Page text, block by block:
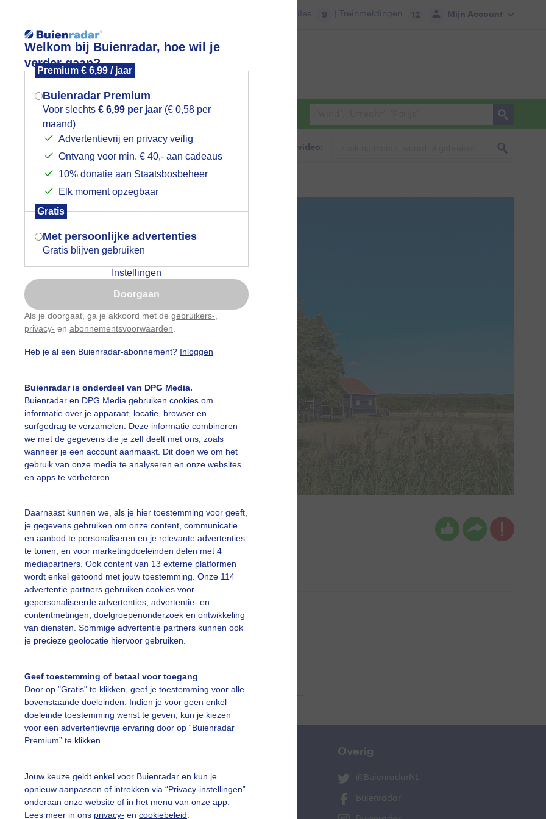
Welkom bij Buienradar, hoe wil je
verder gaan?
Premium € 6,99 / jaar
Buienradar Premium
Voor slechts € 6,99 per jaar (€ 0,58 per
maand)
Advertentievrij en privacy veilig
Ontvang voor min. € 40,- aan cadeaus
10% donatie aan Staatsbosbeheer
Elk moment opzegbaar
Gratis
Met persoonlijke advertenties
Gratis blijven gebruiken
Instellingen
Doorgaan
Als je doorgaat, ga je akkoord met de gebruikers-
privacy- en abonnementsvoorwaarden
Heb je al een Buienradar-abonnement? Inloggen
Buienradar is onderdeel van DPG Media.
Buienradar en DPG Media gebruiken cookies om
informatie over je apparaat, locatie, browser en
surfgedrag te verzamelen. Deze informatie combineren
we met de gegevens die je zelf deelt met ons, zoals
wanneer je een account aanmaakt. Dit doen we om het
gebruik van onze media te analyseren en onze websites
en apps te verbeteren.
Daarnaast kunnen we, als je hier toestemming voor geeft,
je gegevens gebruiken om onze content, communicatie
en aanbod te personaliseren en je relevante advertenties
te tonen, en voor marketingdoeleinden delen met 4
mediapartners. Ook content van 13 externe platformen
wordt enkel getoond met jouw toestemming. Onze 114
advertentie partners gebruiken cookies voor
gepersonaliseerde advertenties, advertentie- en
contentmetingen, doelgroepenonderzoek en ontwikkeling
van diensten. Sommige advertentie partners kunnen ook
je precieze geolocatie hiervoor gebruiken.
Geef toestemming of betaal voor toegang
Door op "Gratis" te klikken, geef je toestemming voor alle
bovenstaande doeleinden. Indien je voor geen enkel
doeleinde toestemming wenst te geven, kun je kiezen
voor een advertentievrije ervaring door op “Buienradar
Premium” te klikken.
Jouw keuze geldt enkel voor Buienradar en kun je
opnieuw aanpassen of intrekken via “Privacy-instellingen”
onderaan onze website of in het menu van onze app.
Lees meer in ons privacy- en cookiebeleid
Mijn Account
Files 9 | Treinmeldingen 12
Foto en video Weerzine
Zoeken in foto & video:
wind en strakblauwelucht
Astrid Wiessner Hoog Gemaakt: 09-08-2025, 33x bekeken
Wilgen Wind
slideshow
Een moment geduld aub...
vragen
De Bilt
Overig
@BuienradarNL
Buienradar
Mogen we je locatie gebruiken voor
het weer?
Indien je hier nog geen akkoord op hebt
gegeven, verschijnt er zo een pop-up uit
je browser waarin deze toestemming
gevraagd wordt.
Is goed, toon de popup
Nu niet, misschien later
Gebruik je Safari en wil je niet elke dag deze pop-up
Klikhierom dit aan te passen